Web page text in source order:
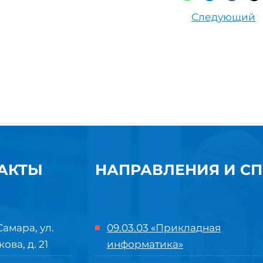
Следующий
ул.
д. 21
НАПРАВЛЕНИЯ И
09.03.03 «Прикладная
информатика»